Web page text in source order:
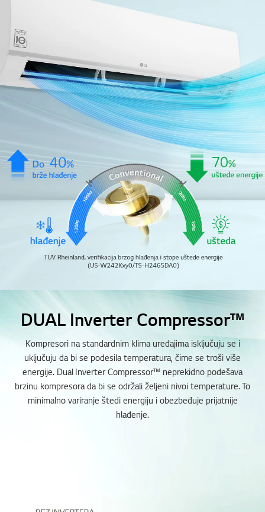
DUAL Inverter Compressor™
Kompresori na standardnim klima uređajima isključuju se i
uključuju da bi se podesila temperatura, čime se troši više
energije. Dual Inverter Compressor™ neprekidno podešava
brzinu kompresora da bi se održali željeni nivoi temperature. To
minimalno variranje štedi energiju i obezbeđuje prijatnije
hlađenje.